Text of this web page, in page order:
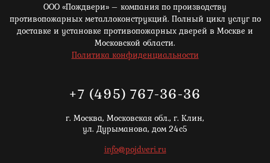
ООО «Пождвери» – компания по производству
противопожарных металлоконструкций. Полный цикл услуг по
доставке и установке противопожарных дверей в Москве и
Московской области.
Политика конфиденциальности
+7 (495) 767-36-36
г. Москва, Московская обл., г. Клин,
ул. Дурыманова, дом 24с5
info@pojdveri.ru